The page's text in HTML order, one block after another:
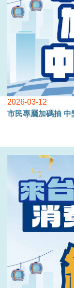
2026-03-12
市民專屬加碼抽 中